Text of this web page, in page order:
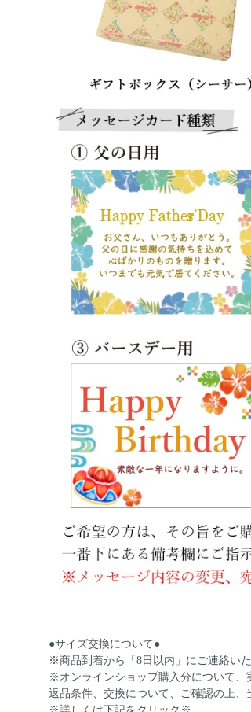
●サイズ交換について●
※商品到着から「8日以内」にご連絡い
※オンラインショップ購入分について、
返品条件、交換について、ご確認の上、